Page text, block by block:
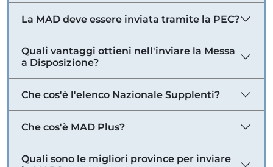
La MAD deve essere inviata tramite la PEC?
Quali vantaggi ottieni nell'inviare la Messa
a Disposizione?
Che cos'è l'elenco Nazionale Supplenti?
Che cos'è MAD Plus?
Quali sono le migliori province per inviare